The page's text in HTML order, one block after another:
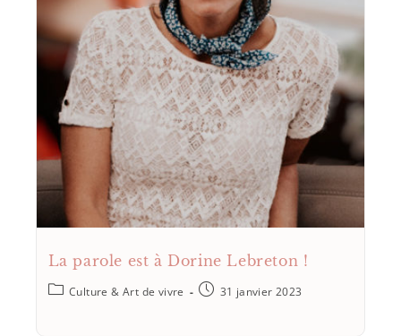
La parole est à Dorine Lebreton !
Culture & Art de vivre 31 janvier 2023